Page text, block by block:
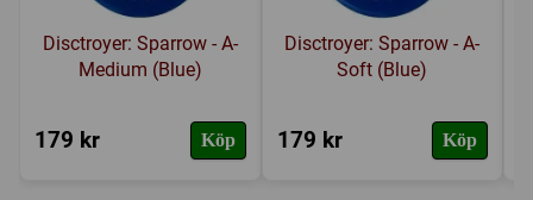
Disctroyer: Sparrow - A-
Medium (Blue)
179 kr Köp
Disctroyer: Sparrow - A-
Soft (Blue)
179 kr Köp